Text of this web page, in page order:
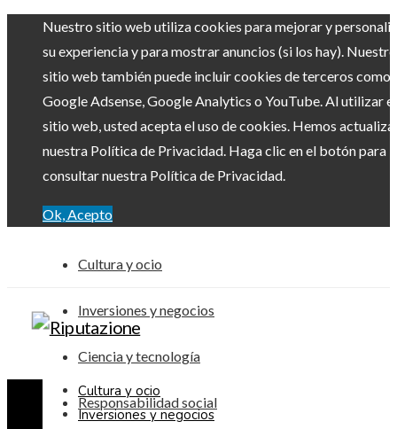
Nuestro sitio web utiliza cookies para mejorar y
su experiencia y para mostrar anuncios (si los hay). Nuestro
sitio web también puede incluir cookies de terceros como
Google Adsense, Google Analytics o YouTube. Al utilizar el
sitio web, usted acepta el uso de cookies. Hemos
nuestra Política de Privacidad. Haga clic en el botón para
consultar nuestra Política de Privacidad.
Ok, Acepto
Cultura y ocio
Inversiones y negocios
Ciencia y tecnología
Responsabilidad social
Cultura y ocio
Inversiones y negocios